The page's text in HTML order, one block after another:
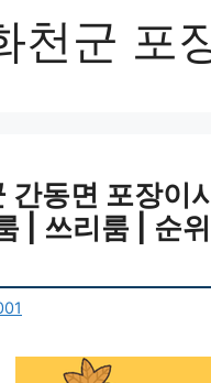
천군 포
간동면 포장이
| 쓰리룸 | 순